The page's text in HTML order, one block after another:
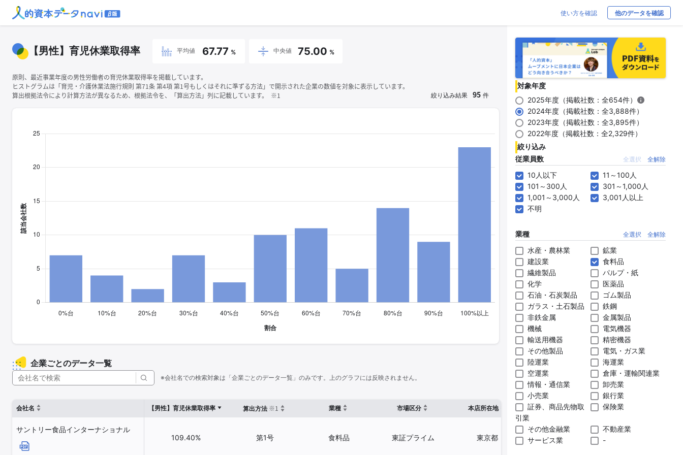
使い方を確認 他のデータを確認
【男性】育児休業取得率 平均値 67.77 % 中央値 75.00 %
原則、最近事業年度の男性労働者の育児休業取得率を掲載しています。
ヒストグラムは「育児・介護休業法施行規則 第71条 第4項 第1号もしくはそれに準ずる方法」で開示された企業の数値を対象に表示しています。
算出根拠法令により計算方法が異なるため、根拠法令を、「算出方法」列に記載しています。 ※1
絞り込み結果 95 件
企業ごとのデータ一覧
※会社名での検索対象は「企業ごとのデータ一覧」のみです。上のグラフには反映されません。
会社名 【男性】育児休業取得率 算出方法 ※1 業種 市場区分 本店所在地 従業員数※1 臨時従業員数
サントリー食品インターナショナル
109.40%
第1号 食料品 東証プライム 東京都 504人
対象年度
2025年度（掲載社数：全654件）
2024年度（掲載社数：全3,888件）
2023年度（掲載社数：全3,895件）
2022年度（掲載社数：全2,329件）
絞り込み
従業員数
全選択 全解除
10人以下
11～100人
101～300人
301～1,000人
1,001～3,000人
3,001人以上
不明
業種 全選択 全解除
水産・農林業
鉱業
建設業
食料品
繊維製品
パルプ・紙
化学
医薬品
石油・石炭製品
ゴム製品
ガラス・土石製品
鉄鋼
非鉄金属
金属製品
機械
電気機器
輸送用機器
精密機器
その他製品
電気・ガス業
陸運業
海運業
空運業
倉庫・運輸関連業
情報・通信業
卸売業
小売業
銀行業
証券、商品先物取
引業
保険業
その他金融業
不動産業
サービス業
-